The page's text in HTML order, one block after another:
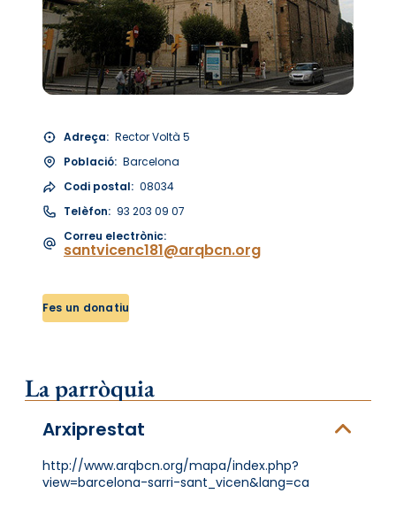
Adreça: Rector Voltà 5
Població: Barcelona
Codi postal: 08034
Telèfon: 93 203 09 07
Correu electrònic:
santvicenc181@arqbcn.org
Fes un donatiu
La parròquia
Arxiprestat
http://www.arqbcn.org/mapa/index.php?
view=barcelona-sarri-sant_vicen&lang=ca